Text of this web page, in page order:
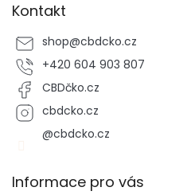
Kontakt
shop@cbdcko.cz
+420 604 903 807
CBDčko.cz
cbdcko.cz
@cbdcko.cz
Informace pro vás